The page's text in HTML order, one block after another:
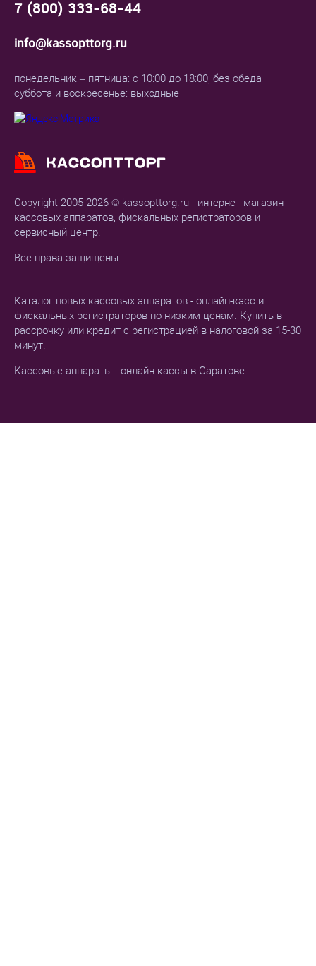
Copyright 2005-2026 © kassopttorg.ru - интернет-магазин
кассовых аппаратов, фискальных регистраторов и
сервисный центр.
Все права защищены.
Каталог новых кассовых аппаратов - онлайн-касс и
фискальных регистраторов по низким ценам. Купить в
рассрочку или кредит с регистрацией в налоговой за 15-30
минут.
Кассовые аппараты - онлайн кассы в Саратове
7 (800) 333-68-44
info@kassopttorg.ru
понедельник – пятница: с 10:00 до 18:00, без обеда
суббота и воскресенье: выходные